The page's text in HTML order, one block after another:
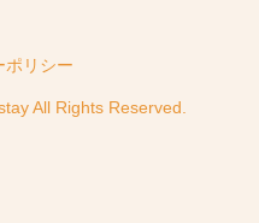
ポリシー
All Rights Reserved.